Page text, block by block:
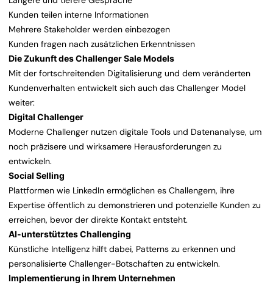
Kunden teilen interne Informationen
Mehrere Stakeholder werden einbezogen
Kunden fragen nach zusätzlichen Erkenntnissen
Die Zukunft des Challenger Sale Models
Mit der fortschreitenden Digitalisierung und dem veränderten
Kundenverhalten entwickelt sich auch das Challenger Model
weiter:
Digital Challenger
Moderne Challenger nutzen digitale Tools und Datenanalyse, um
noch präzisere und wirksamere Herausforderungen zu
entwickeln.
Social Selling
Plattformen wie LinkedIn ermöglichen es Challengern, ihre
Expertise öffentlich zu demonstrieren und potenzielle Kunden zu
erreichen, bevor der direkte Kontakt entsteht.
AI-unterstütztes Challenging
Künstliche Intelligenz hilft dabei, Patterns zu erkennen und
personalisierte Challenger-Botschaften zu entwickeln.
Implementierung in Ihrem Unternehmen